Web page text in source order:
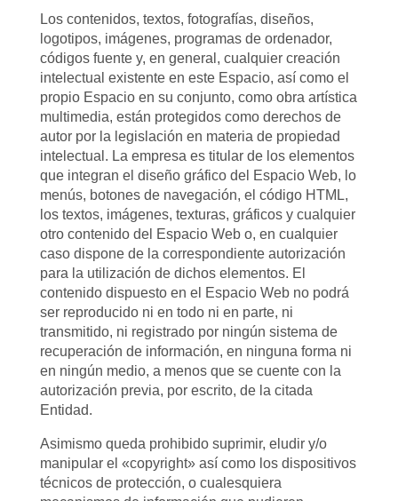
Los contenidos, textos, fotografías, diseños,
logotipos, imágenes, programas de ordenador,
códigos fuente y, en general, cualquier creación
intelectual existente en este Espacio, así como el
propio Espacio en su conjunto, como obra artística
multimedia, están protegidos como derechos de
autor por la legislación en materia de propiedad
intelectual. La empresa es titular de los elementos
que integran el diseño gráfico del Espacio Web, lo
menús, botones de navegación, el código HTML,
los textos, imágenes, texturas, gráficos y cualquier
otro contenido del Espacio Web o, en cualquier
caso dispone de la correspondiente autorización
para la utilización de dichos elementos. El
contenido dispuesto en el Espacio Web no podrá
ser reproducido ni en todo ni en parte, ni
transmitido, ni registrado por ningún sistema de
recuperación de información, en ninguna forma ni
en ningún medio, a menos que se cuente con la
autorización previa, por escrito, de la citada
Entidad.
Asimismo queda prohibido suprimir, eludir y/o
manipular el «copyright» así como los dispositivos
técnicos de protección, o cualesquiera